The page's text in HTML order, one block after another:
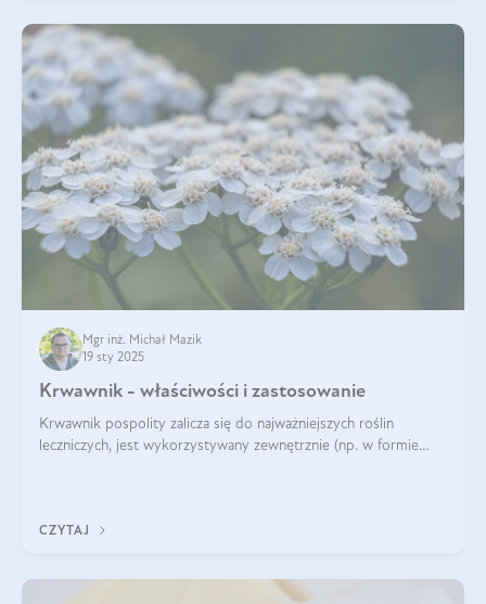
Mgr inż. Michał Mazik
19 sty 2025
Krwawnik - właściwości i zastosowanie
Krwawnik pospolity zalicza się do najważniejszych roślin
leczniczych, jest wykorzystywany zewnętrznie (np. w formie
CZYTAJ